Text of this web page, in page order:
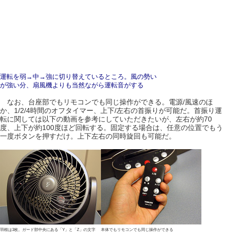
運転を弱→中→強に切り替えているところ。風の勢い
が強い分、扇風機よりも当然ながら運転音がする
なお、台座部でもリモコンでも同じ操作ができる。電源/風速のほ
か、1/2/4時間のオフタイマー、上下/左右の首振りが可能だ。首振り運
転に関しては以下の動画を参考にしていただきたいが、左右が約70
度、上下が約100度ほど回転する。固定する場合は、任意の位置でもう
一度ボタンを押すだけ。上下左右の同時旋回も可能だ。
羽根は3枚。ガード部中央にある「Y」と「Z」の文字
本体でもリモコンでも同じ操作ができる